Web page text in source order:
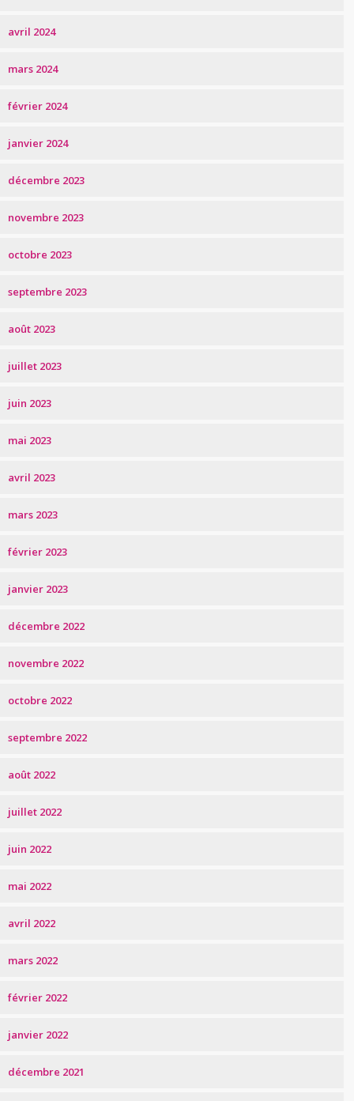
avril 2024
mars 2024
février 2024
janvier 2024
décembre 2023
novembre 2023
octobre 2023
septembre 2023
août 2023
juillet 2023
juin 2023
mai 2023
avril 2023
mars 2023
février 2023
janvier 2023
décembre 2022
novembre 2022
octobre 2022
septembre 2022
août 2022
juillet 2022
juin 2022
mai 2022
avril 2022
mars 2022
février 2022
janvier 2022
décembre 2021